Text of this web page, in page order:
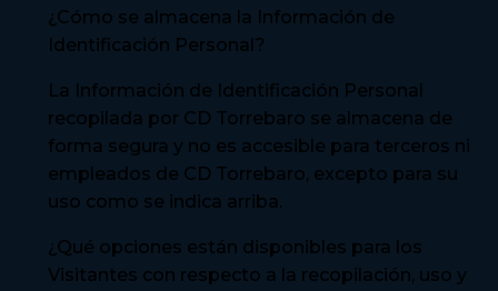
¿Cómo se almacena la Información de
Identificación Personal?
La Información de Identificación Personal
recopilada por CD Torrebaro se almacena de
forma segura y no es accesible para terceros ni
empleados de CD Torrebaro, excepto para su
uso como se indica arriba.
¿Qué opciones están disponibles para los
Visitantes con respecto a la recopilación, uso y